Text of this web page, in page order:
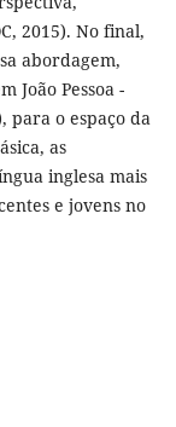
2015). No final,
abordagem,
João Pessoa -
para o espaço da
as
inglesa mais
e jovens no